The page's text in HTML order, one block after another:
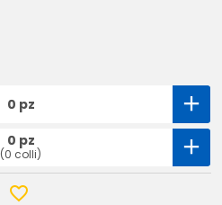
0 pz
0 pz
(0 colli)